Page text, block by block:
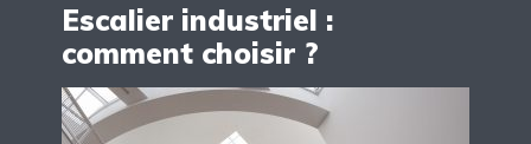
Escalier industriel :
comment choisir ?